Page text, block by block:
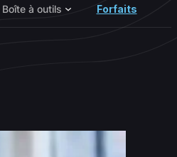
Boîte à outils Forfaits